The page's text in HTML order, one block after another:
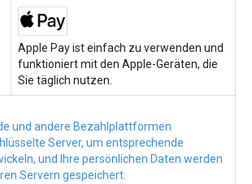
Apple Pay ist einfach zu verwenden und
funktioniert mit den Apple-Geräten, die
Sie täglich nutzen.
und andere Bezahlplattformen
Server, um entsprechende
und Ihre persönlichen Daten werden
Servern gespeichert.